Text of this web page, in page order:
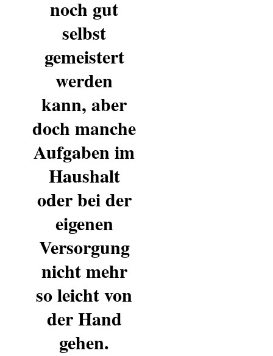
noch gut
selbst
gemeistert
werden
kann, aber
doch manche
Aufgaben im
Haushalt
oder bei der
eigenen
Versorgung
nicht mehr
so leicht von
der Hand
gehen.